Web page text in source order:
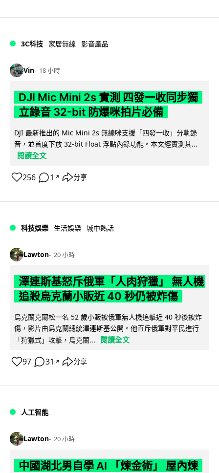
3C科技 家居無線 影音產品
Vin 18 小時
DJI Mic Mini 2s 實測 四發一收同步獨
立錄音 32-bit 防爆咪拍片必備
DJI 最新推出的 Mic Mini 2s 無線咪支援「四發一收」分軌錄
音，並首度下放 32-bit Float 浮點內錄功能。本文經實測其...
閱讀全文
256 1 ↗ 分享
科技娛樂 生活娛樂 城中熱話
Lawton 20 小時
澤連斯基怒斥俄軍「人肉狩獵」 無人機
追殺烏克蘭小販近 40 秒仍被炸傷
烏克蘭克爾松一名 52 歲小販被俄軍無人機追擊近 40 秒後被炸
傷，影片由烏克蘭總統澤連斯基公開。他直斥俄軍對平民進行
「狩獵式」攻擊，烏克蘭...
閱讀全文
97 31 ↗ 分享
人工智能
Lawton 20 小時
中國湖北男自學 AI 「煉金術」 屋內煉